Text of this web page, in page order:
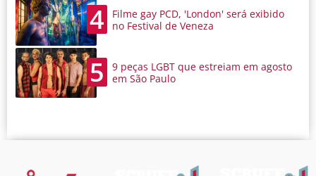
4
Filme gay PCD, 'London' será exibido
no Festival de Veneza
5
9 peças LGBT que estreiam em agosto
em São Paulo